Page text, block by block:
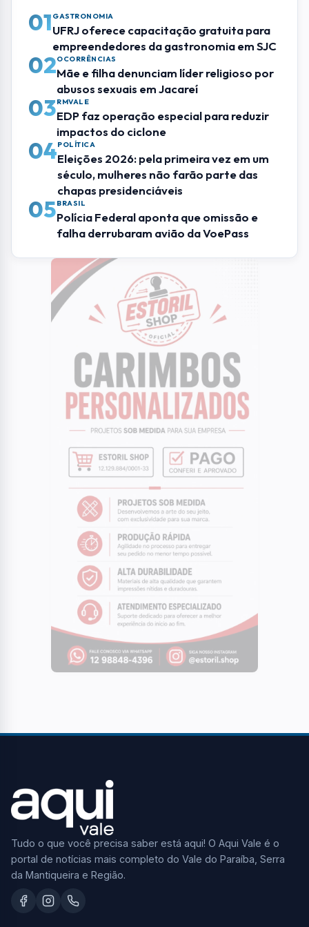
Tudo o que você precisa saber está aqui! O Aqui Vale é o
portal de notícias mais completo do Vale do Paraíba, Serra
da Mantiqueira e Região.